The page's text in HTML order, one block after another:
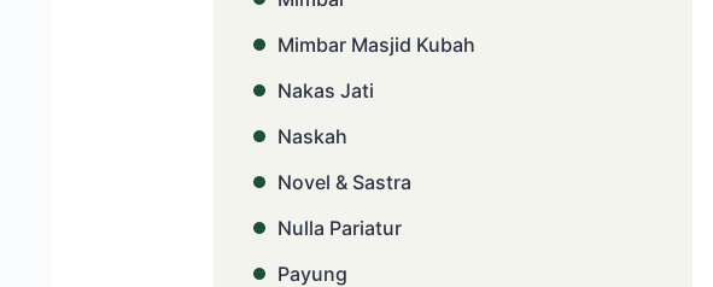
Mimbar Masjid Kubah
Nakas Jati
Naskah
Novel & Sastra
Nulla Pariatur
Payung